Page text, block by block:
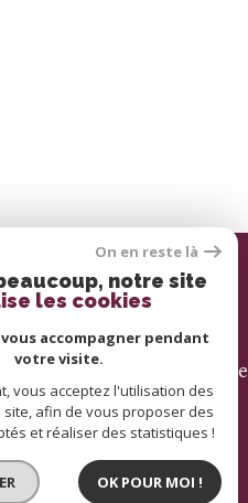
Se connecter
espace propriétaire
On en reste là
notre site
les cookies
accompagner pendant
votre visite.
vous acceptez l'utilisation des
site, afin de vous proposer des
et réaliser des statistiques !
OK POUR MOI !